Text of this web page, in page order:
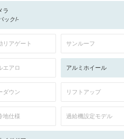
ラ
ック/-
リアゲート サンルーフ
エアロ アルミホイール
ダウン リフトアップ
地仕様 過給機設定モデル